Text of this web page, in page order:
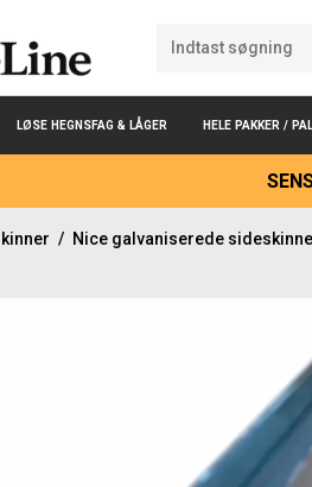
LØSE HEGNSFAG & LÅGER HELE PAKKER /
/ Nice galvaniserede